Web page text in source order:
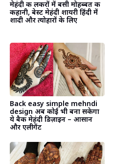
मेहंदी की लकीरों में बसी मोहब्बत की
कहानी, बेस्ट मेहंदी शायरी हिंदी में
शादी और त्योहारों के लिए
Back easy simple mehndi
design अब कोई भी बना सकेगा
ये बैक मेहंदी डिज़ाइन – आसान
और एलीगेंट